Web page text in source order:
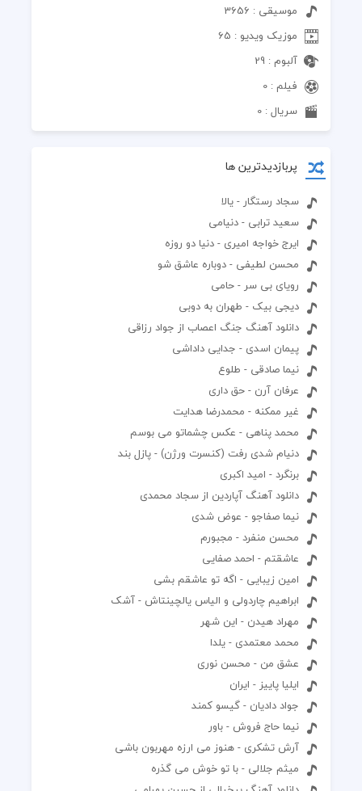
موسیقی : 3656
موزیک ویدیو : 65
آلبوم : 29
فیلم : 0
سریال : 0
پربازدیدترین ها
سجاد رستگار - یالا
سعید ترابی - دنیامی
ایرج خواجه امیری - دنیا دو روزه
محسن لطیفی - دوباره عاشق شو
رویای بی سر - حامی
دیجی بیک - طهران به دوبی
دانلود آهنگ جنگ اعصاب از جواد رزاقی
پیمان اسدی - جدایی داداشی
نیما صادقی - طلوع
عرفان آرن - حق داری
غیر ممکنه - محمدرضا هدایت
محمد پناهی - عکس چشماتو می بوسم
دنیام شدی رفت (کنسرت ورژن) - پازل بند
برنگرد - امید اکبری
دانلود آهنگ آپاردین از سجاد محمدی
نیما صفاجو - عوض شدی
محسن منفرد - مجبورم
عاشقتم - احمد صفایی
امین زیبایی - اگه تو عاشقم بشی
ابراهیم چاردولی و الیاس یالچینتاش - آشک
مهراد هیدن - این شهر
محمد معتمدی - یلدا
عشق من - محسن نوری
ایلیا پاییز - ایران
جواد دادیان - گیسو کمند
نیما حاج فروش - باور
آرش تشکری - هنوز می ارزه مهربون باشی
میثم جلالی - با تو خوش می گذره